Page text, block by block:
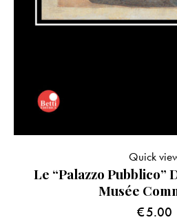
Le “Palazzo Pubblico”
Musée
€5.00
Quick